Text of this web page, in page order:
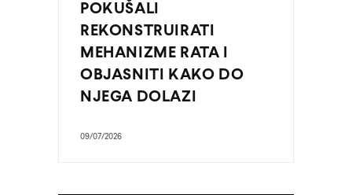
POKUŠALI
REKONSTRUIRATI
MEHANIZME RATA I
OBJASNITI KAKO DO
NJEGA DOLAZI
09/07/2026